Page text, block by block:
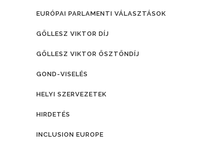
EURÓPAI PARLAMENTI VÁLASZTÁSOK
GÖLLESZ VIKTOR DÍJ
GÖLLESZ VIKTOR ÖSZTÖNDÍJ
GOND-VISELÉS
HELYI SZERVEZETEK
HIRDETÉS
INCLUSION EUROPE